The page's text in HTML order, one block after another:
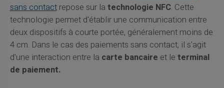
sans contactrepose sur la technologie NFC. Cette
technologie permet d'établir une communication entre
deux dispositifs à courte portée, généralement moins de
4 cm. Dans le cas des paiements sans contact, il s'agit
d'une interaction entre la carte bancaire et le terminal
de paiement.